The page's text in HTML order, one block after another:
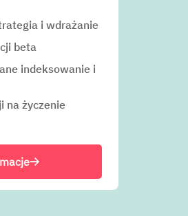
i wdrażanie
beta
indeksowanie i
na życzenie